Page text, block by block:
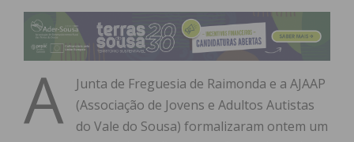
A
Junta de Freguesia de Raimonda e a AJAAP
(Associação de Jovens e Adultos Autistas
do Vale do Sousa) formalizaram ontem um